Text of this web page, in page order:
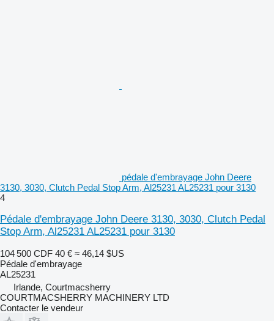
pédale d'embrayage John Deere
3130, 3030, Clutch Pedal Stop Arm, Al25231 AL25231 pour 3130
4
Pédale d'embrayage John Deere 3130, 3030, Clutch Pedal
Stop Arm, Al25231 AL25231 pour 3130
104 500 CDF 40 € ≈ 46,14 $US
Pédale d'embrayage
AL25231
Irlande, Courtmacsherry
COURTMACSHERRY MACHINERY LTD
Contacter le vendeur